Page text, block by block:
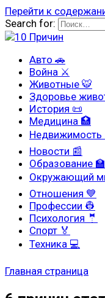
Перейти к
Search for:
Авто 🚗
Война ⚔
Животные 🐯
Здоровье
История 📜
Медицина 🏥
Недвижимость
Новости 📰
Образование 🏫
Окружающий
Отношения 💙
Профессии 👷
Психология 🤵
Спорт 🏅
Техника 💻
Главная страница